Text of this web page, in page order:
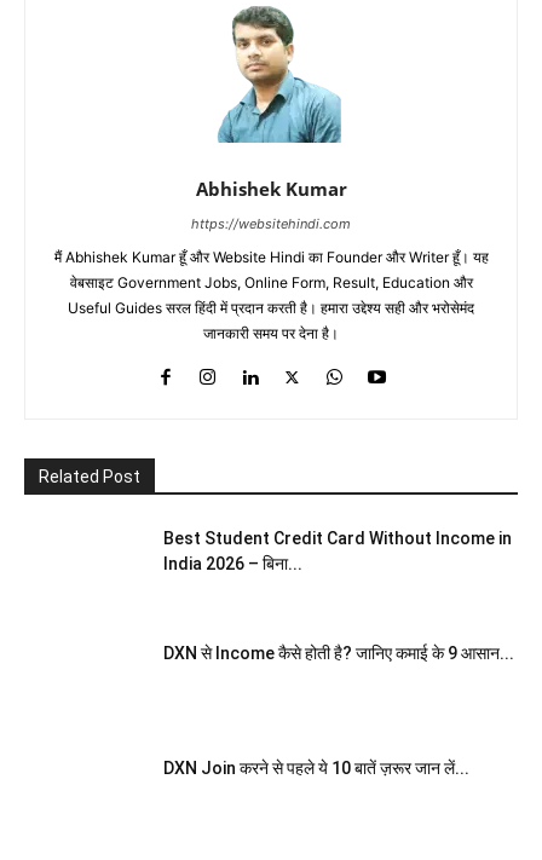
Abhishek Kumar
https://websitehindi.com
मैं Abhishek Kumar हूँ और Website Hindi का Founder और Writer हूँ। यह
वेबसाइट Government Jobs, Online Form, Result, Education और
Useful Guides सरल हिंदी में प्रदान करती है। हमारा उद्देश्य सही और भरोसेमंद
जानकारी समय पर देना है।
Related Post
Best Student Credit Card Without Income in
India 2026 – बिना...
DXN से Income कैसे होती है? जानिए कमाई के 9 आसान...
DXN Join करने से पहले ये 10 बातें ज़रूर जान लें...